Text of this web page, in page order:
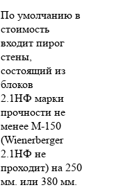
По умолчанию в
стоимость
входит пирог
стены,
состоящий из
блоков
2.1НФ марки
прочности не
менее М-150
(Wienerberger
2.1НФ не
проходит) на 250
мм. или 380 мм.